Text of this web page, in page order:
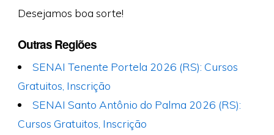
Desejamos boa sorte!
Outras Regiões
SENAI Tenente Portela 2026 (RS): Cursos
Gratuitos, Inscrição
SENAI Santo Antônio do Palma 2026 (RS):
Cursos Gratuitos, Inscrição